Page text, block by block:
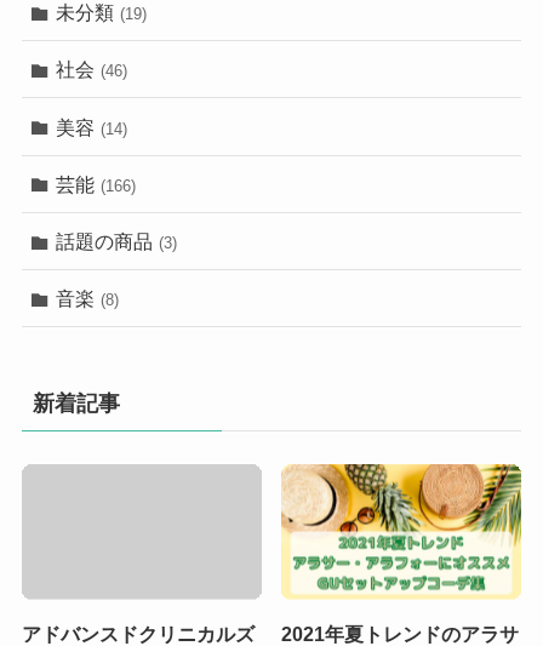
未分類 (19)
社会 (46)
美容 (14)
芸能 (166)
話題の商品 (3)
音楽 (8)
新着記事
アドバンスドクリニカルズ
2021年夏トレンドのアラサ